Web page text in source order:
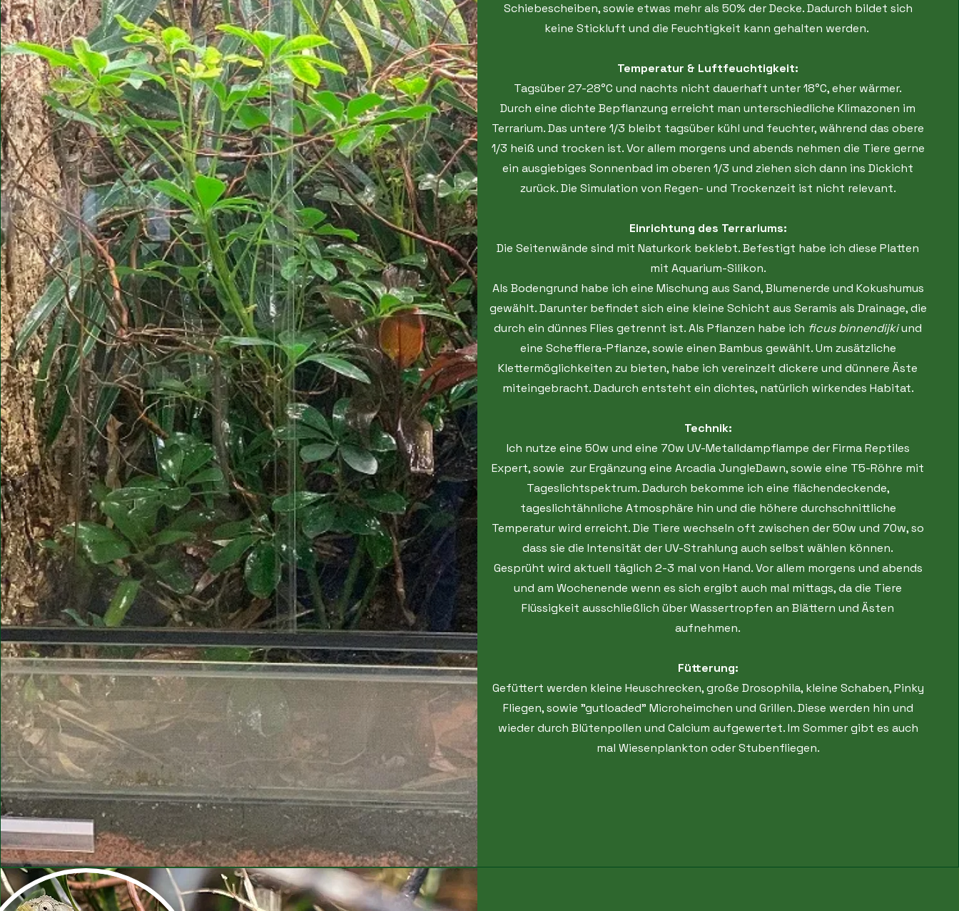
Schiebescheiben, sowie etwas mehr als 50% der Decke. Dadurch bildet sich
keine Stickluft und die Feuchtigkeit kann gehalten werden.
Temperatur & Luftfeuchtigkeit:
Tagsüber 27-28°C und nachts nicht dauerhaft unter 18°C, eher wärmer.
Durch eine dichte Bepflanzung erreicht man unterschiedliche Klimazonen im
Terrarium. Das untere 1/3 bleibt tagsüber kühl und feuchter, während das obere
1/3 heiß und trocken ist. Vor allem morgens und abends nehmen die Tiere gerne
ein ausgiebiges Sonnenbad im oberen 1/3 und ziehen sich dann ins Dickicht
zurück. Die Simulation von Regen- und Trockenzeit ist nicht relevant.
Einrichtung des Terrariums:
Die Seitenwände sind mit Naturkork beklebt. Befestigt habe ich diese Platten
mit Aquarium-Silikon.
Als Bodengrund habe ich eine Mischung aus Sand, Blumenerde und Kokushumus
gewählt. Darunter befindet sich eine kleine Schicht aus Seramis als Drainage, die
durch ein dünnes Flies getrennt ist. Als Pflanzen habe ich ficus binnendijkiund
eine Schefflera-Pflanze, sowie einen Bambus gewählt. Um zusätzliche
Klettermöglichkeiten zu bieten, habe ich vereinzelt dickere und dünnere Äste
miteingebracht. Dadurch entsteht ein dichtes, natürlich wirkendes Habitat.
Technik:
Ich nutze eine 50w und eine 70w UV-Metalldampflampe der Firma Reptiles
Expert, sowie zur Ergänzung eine Arcadia JungleDawn, sowie eine T5-Röhre mit
Tageslichtspektrum. Dadurch bekomme ich eine flächendeckende,
tageslichtähnliche Atmosphäre hin und die höhere durchschnittliche
Temperatur wird erreicht. Die Tiere wechseln oft zwischen der 50w und 70w, so
dass sie die Intensität der UV-Strahlung auch selbst wählen können.
Gesprüht wird aktuell täglich 2-3 mal von Hand. Vor allem morgens und abends
und am Wochenende wenn es sich ergibt auch mal mittags, da die Tiere
Flüssigkeit ausschließlich über Wassertropfen an Blättern und Ästen
aufnehmen.
Fütterung:
Gefüttert werden kleine Heuschrecken, große Drosophila, kleine Schaben, Pinky
Fliegen, sowie "gutloaded" Microheimchen und Grillen. Diese werden hin und
wieder durch Blütenpollen und Calcium aufgewertet. Im Sommer gibt es auch
mal Wiesenplankton oder Stubenfliegen.